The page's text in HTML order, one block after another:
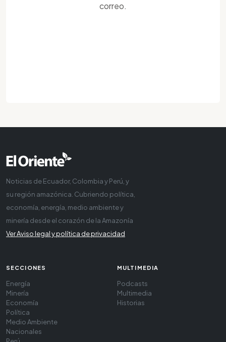
correo.
Noticias de Ecuador, Colombia y Perú, y
su región amazónica. Cubriendo política,
economía, energía, medio ambiente y
minería desde el corazón de la Amazonía
Ver Aviso legal y política de privacidad
SECCIONES
Energía
Minería
Economía
Política
Medio Ambiente
Nacionales
MULTIMEDIA
Podcasts
Multimedia
Historias